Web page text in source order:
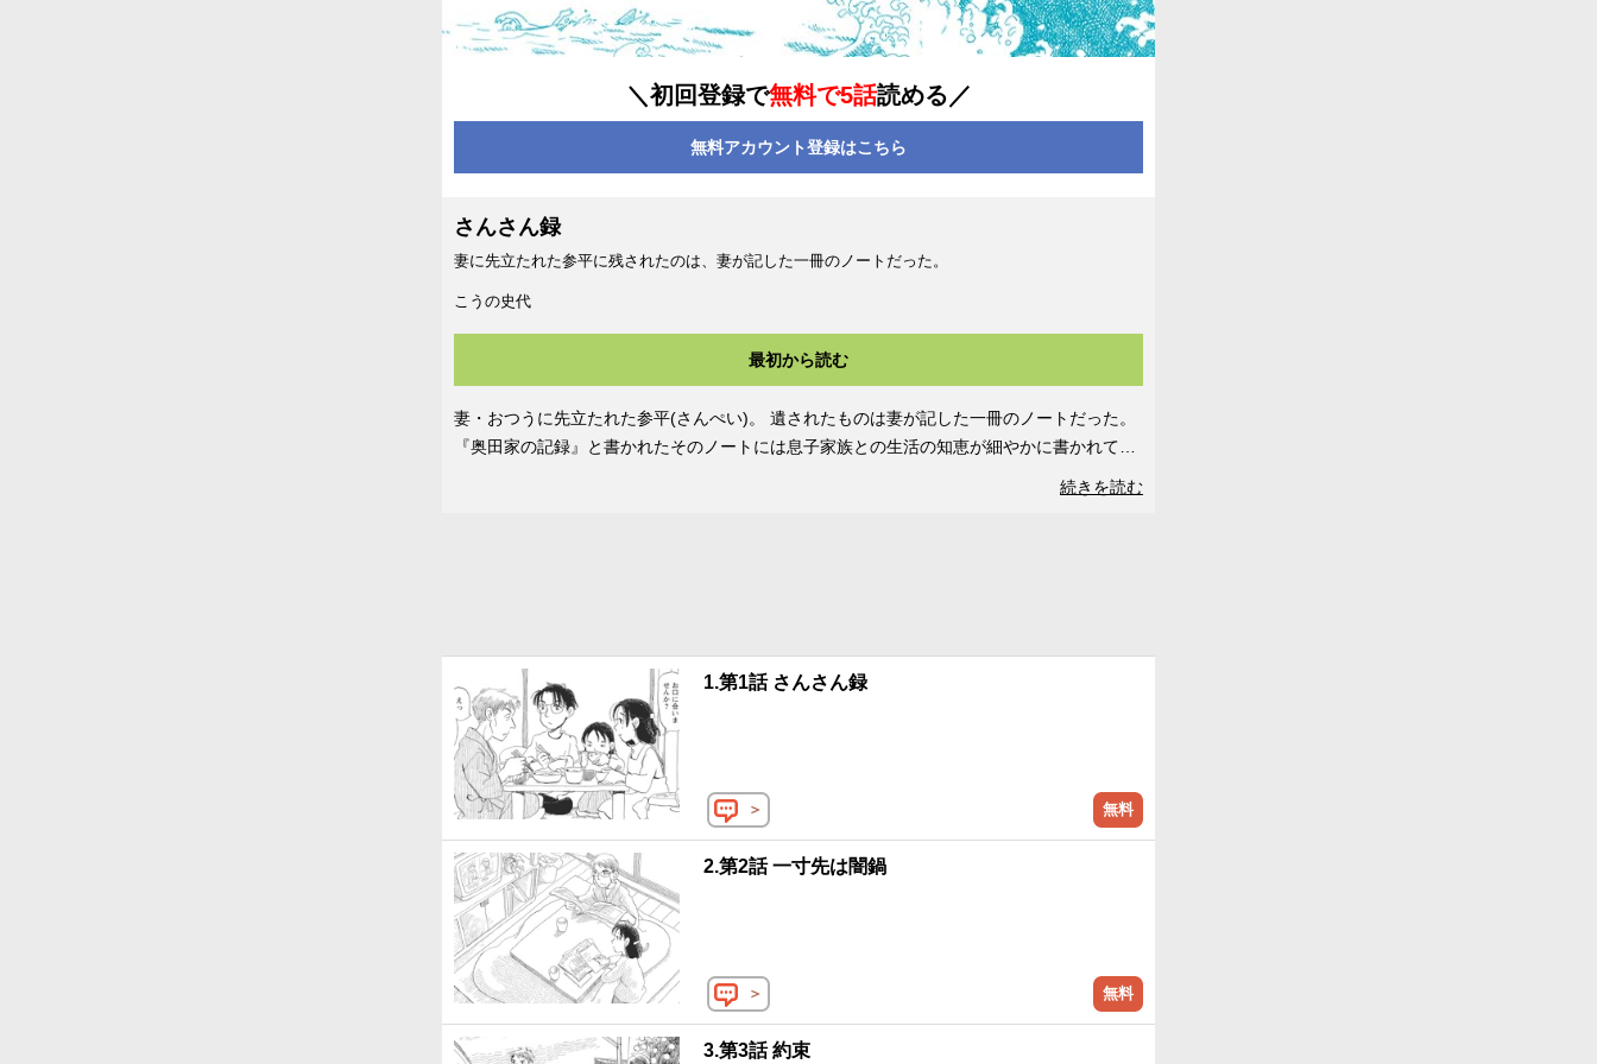
＼初回登録で無料で5話読める／
無料アカウント登録はこちら
さんさん録
妻に先立たれた参平に残されたのは、妻が記した一冊のノートだった。
こうの史代
最初から読む
妻・おつうに先立たれた参平(さんぺい)。 遺されたものは妻が記した一冊のノートだった。
『奥田家の記録』と書かれたそのノートには息子家族との生活の知恵が細やかに書かれてい
続きを読む
1.第1話 さんさん録
＞ 無料
2.第2話 一寸先は闇鍋
＞ 無料
3.第3話 約束